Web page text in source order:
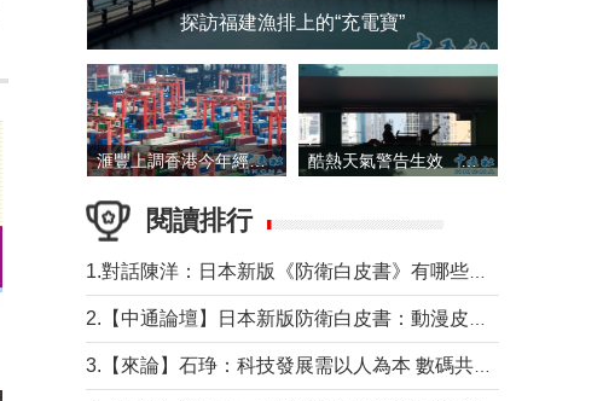
探訪福建漁排上的“充電寶”
滙豐上調香港今年經濟增長預測至4.5% 酷熱天氣警告生效 本港高溫持續至下周
閱讀排行